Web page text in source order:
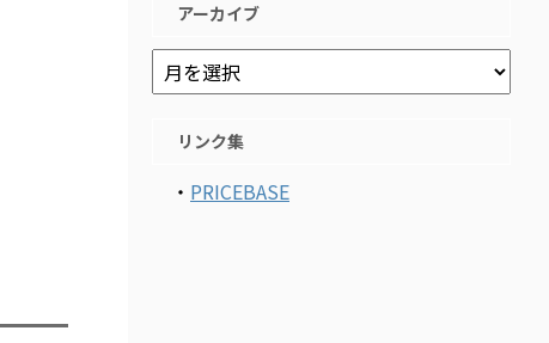
アーカイブ
リンク集
・ PRICEBASE